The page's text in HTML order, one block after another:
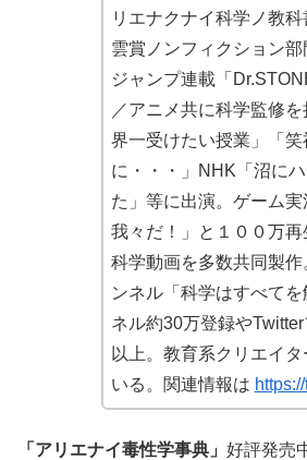
リエナクナイ科学ノ教
雲賞ノンフィクション
ジャンプ連載「
／アニメ共に科学監修
界一受けたい授業」「笑
に・・・」NHK「沼に
た」等に出演。ゲーム
我々だ！」と１００万
科学動画を多数共同製
ンネル「科学はすべて
ネル約30万登録や
以上。教育系クリエイ
いる。関連情報は
「アリエナイ毒性学事典」 好評発売